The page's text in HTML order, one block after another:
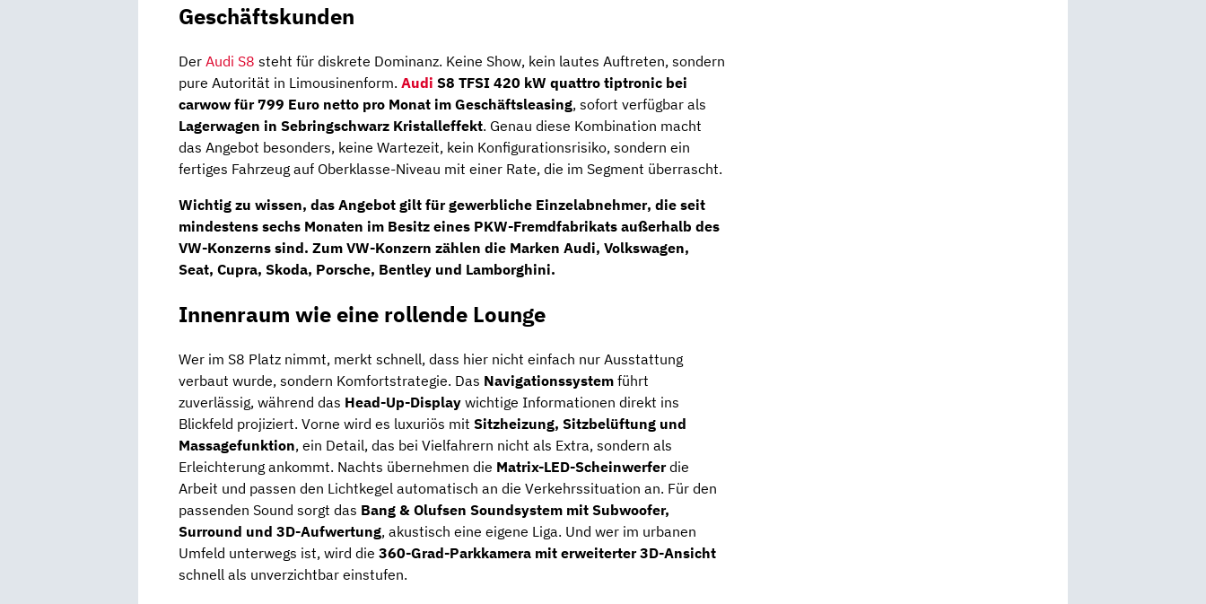
Geschäftskunden
Der Audi S8 steht für diskrete Dominanz. Keine Show, kein lautes Auftreten, sondern
pure Autorität in Limousinenform. Audi S8 TFSI 420 kW quattro tiptronic bei
carwow für 799 Euro netto pro Monat im Geschäftsleasing, sofort verfügbar als
Lagerwagen in Sebringschwarz Kristalleffekt. Genau diese Kombination macht
das Angebot besonders, keine Wartezeit, kein Konfigurationsrisiko, sondern ein
fertiges Fahrzeug auf Oberklasse-Niveau mit einer Rate, die im Segment überrascht.
Wichtig zu wissen, das Angebot gilt fürgewerbliche Einzelabnehmer, die seit
mindestens sechs Monaten im Besitz eines PKW-Fremdfabrikats außerhalb des
VW-Konzerns sind. Zum VW-Konzern zählen die Marken Audi, Volkswagen,
Seat, Cupra, Skoda, Porsche, Bentley und Lamborghini.
Innenraum wie eine rollende Lounge
Wer im S8 Platz nimmt, merkt schnell, dass hier nicht einfach nur Ausstattung
verbaut wurde, sondern Komfortstrategie. Das Navigationssystem führt
zuverlässig, während das Head-Up-Display wichtige Informationen direkt ins
Blickfeld projiziert. Vorne wird es luxuriös mit Sitzheizung, Sitzbelüftung und
Massagefunktion, ein Detail, das bei Vielfahrern nicht als Extra, sondern als
Erleichterung ankommt. Nachts übernehmen die Matrix-LED-Scheinwerferdie
Arbeit und passen den Lichtkegel automatisch an die Verkehrssituation an. Für den
passenden Sound sorgt das Bang & Olufsen Soundsystem mit Subwoofer,
Surround und 3D-Aufwertung, akustisch eine eigene Liga. Und wer im urbanen
Umfeld unterwegs ist, wird die 360-Grad-Parkkamera mit erweiterter 3D-Ansicht
schnell als unverzichtbar einstufen.